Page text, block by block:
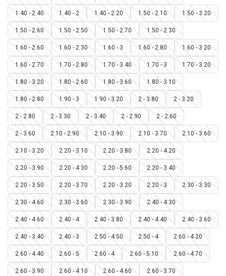
1.40 - 2.40 1.40 - 2 1.40 - 2.20 1.50 - 2.10 1.50 - 3.20
1.50 - 2.60 1.50 - 2.50 1.50 - 2.70 1.50 - 2.30
1.60 - 2.60 1.60 - 2.30 1.60 - 3 1.60 - 2.80 1.60 - 3.20
1.60 - 2.70 1.70 - 2.80 1.70 - 3.40 1.70 - 3 1.70 - 3.20
1.80 - 3.20 1.80 - 2.60 1.80 - 3.60 1.80 - 3.10
1.80 - 2.80 1.90 - 3 1.90 - 3.20 2 - 3.80 2 - 3.20
2 - 2.80 2 - 3.30 2 - 3.40 2 - 2.90 2 - 2.60
2 - 3.60 2.10 - 2.90 2.10 - 3.90 2.10 - 3.70 2.10 - 3.60
2.10 - 3.20 2.20 - 3.10 2.20 - 3.80 2.20 - 4.20
2.20 - 3.90 2.20 - 4.30 2.20 - 5.60 2.20 - 3.40
2.20 - 3.50 2.20 - 3.70 2.20 - 3.20 2.20 - 3 2.30 - 3.30
2.30 - 4.60 2.30 - 3.60 2.30 - 3.90 2.40 - 4.30
2.40 - 4.60 2.40 - 4 2.40 - 3.80 2.40 - 4.40 2.40 - 3.60
2.40 - 3.40 2.40 - 3 2.50 - 4.50 2.50 - 4 2.60 - 4.20
2.60 - 4.40 2.60 - 5 2.60 - 4 2.60 - 5.10 2.60 - 4.70
2.60 - 3.90 2.60 - 4.10 2.60 - 4.60 2.60 - 3.70